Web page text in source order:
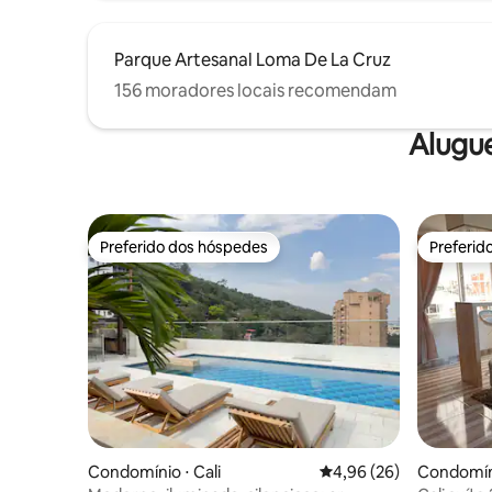
Parque Artesanal Loma De La Cruz
156 moradores locais recomendam
Preferido dos hóspedes
Preferido dos hóspedes
Condomínio ⋅ Cali 4,96 de uma avaliação
4,96 (26)